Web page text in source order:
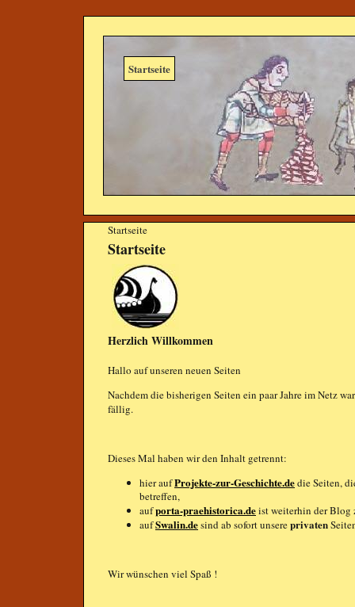
Startseite
Startseite
Startseite
Herzlich Willkommen
Hallo auf unseren neuen Seiten
Nachdem die bisherigen Seiten ein paar Jahre im Netz
fällig.
Dieses Mal haben wir den Inhalt getrennt:
hier aufProjekte-zur-Geschichte.dedie Seiten,
betreffen,
aufporta-praehistorica.deist weiterhin der Blog
aufSwalin.desind ab sofort unsereprivaten
Wir wünschen viel Spaß !